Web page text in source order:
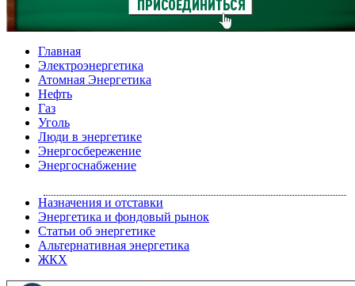
Главная
Электроэнергетика
Атомная Энергетика
Нефть
Газ
Уголь
Люди в энергетике
Энергосбережение
Энергоснабжение
Назначения и отставки
Энергетика и фондовый рынок
Статьи об энергетике
Альтернативная энергетика
ЖКХ